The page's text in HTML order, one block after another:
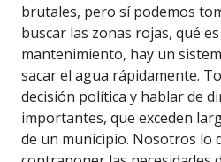
brutales, pero sí podemos
buscar las zonas rojas, qué
mantenimiento, hay un
sacar el agua rápidamente.
decisión política y hablar de
importantes, que exceden
de un municipio. Nosotros lo